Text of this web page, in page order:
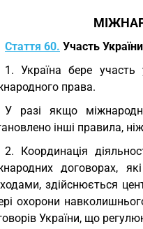
Стаття 60. Участь
1. Україна бере участь
права.
У разі якщо
інші правила,
2. Координація
договорах,
здійснюється
охорони
України, що